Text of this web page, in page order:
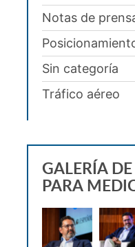
Notas de
Sin categoría
Tráfico aéreo
GALERÍA
PARA